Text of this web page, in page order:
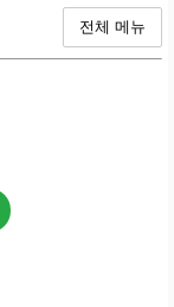
전체 메뉴